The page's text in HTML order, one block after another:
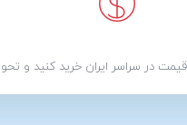
در سراسر ایران خرید کنید و